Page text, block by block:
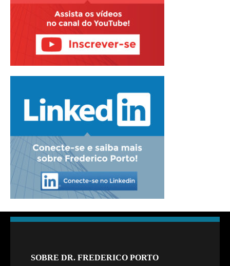
SOBRE DR. FREDERICO PORTO